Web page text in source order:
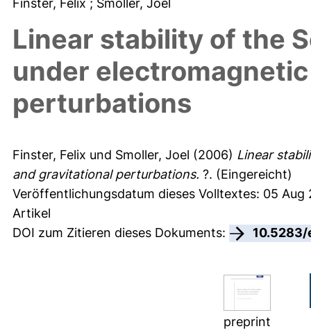
Finster, Felix ; Smoller, Joel
Linear stability of the
under
perturbations
Finster, Felix und Smoller, Joel (2006) Linear
and gravitational perturbations. ?. (Eingereicht)
Veröffentlichungsdatum dieses Volltextes: 05 Aug
Artikel
DOI zum Zitieren dieses Dokuments:
10.5283/
preprint